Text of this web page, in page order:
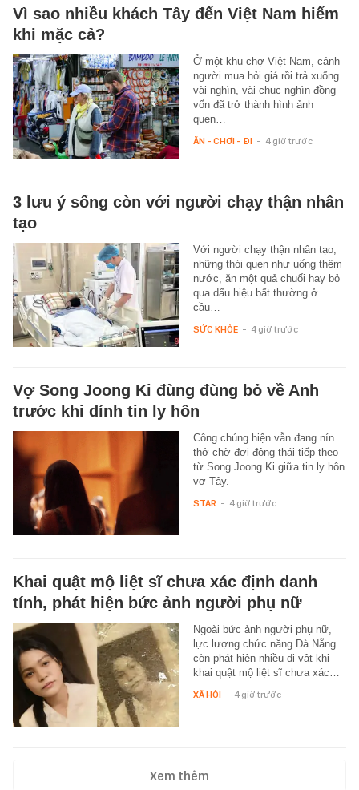
Vì sao nhiều khách Tây đến Việt Nam hiếm
khi mặc cả?
Ở một khu chợ Việt Nam, cảnh
người mua hỏi giá rồi trả xuống
vài nghìn, vài chục nghìn đồng
vốn đã trở thành hình ảnh
quen…
ĂN - CHƠI - ĐI - 4 giờ trước
3 lưu ý sống còn với người chạy thận nhân
tạo
Với người chạy thận nhân tạo,
những thói quen như uống thêm
nước, ăn một quả chuối hay bỏ
qua dấu hiệu bất thường ở
cầu…
SỨC KHỎE - 4 giờ trước
Vợ Song Joong Ki đùng đùng bỏ về Anh
trước khi dính tin ly hôn
Công chúng hiện vẫn đang nín
thở chờ đợi động thái tiếp theo
từ Song Joong Ki giữa tin ly hôn
vợ Tây.
STAR - 4 giờ trước
Khai quật mộ liệt sĩ chưa xác định danh
tính, phát hiện bức ảnh người phụ nữ
Ngoài bức ảnh người phụ nữ,
lực lượng chức năng Đà Nẵng
còn phát hiện nhiều di vật khi
khai quật mộ liệt sĩ chưa xác…
XÃ HỘI - 4 giờ trước
Xem thêm